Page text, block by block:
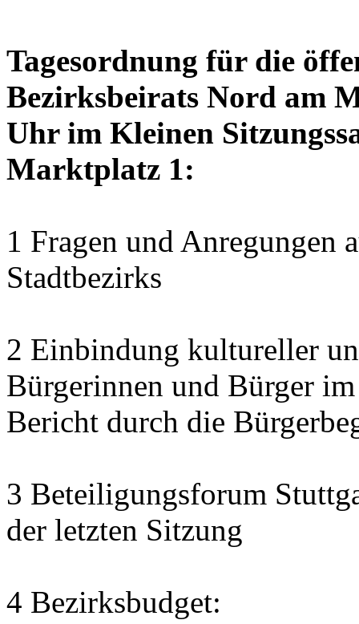
Tagesordnung für die
Bezirksbeirats Nord am
Uhr im Kleinen
Marktplatz 1:
1 Fragen und Anregungen
Stadtbezirks
2 Einbindung kultureller
Bürgerinnen und Bürger
Bericht durch die
3 Beteiligungsforum
der letzten Sitzung
4 Bezirksbudget: